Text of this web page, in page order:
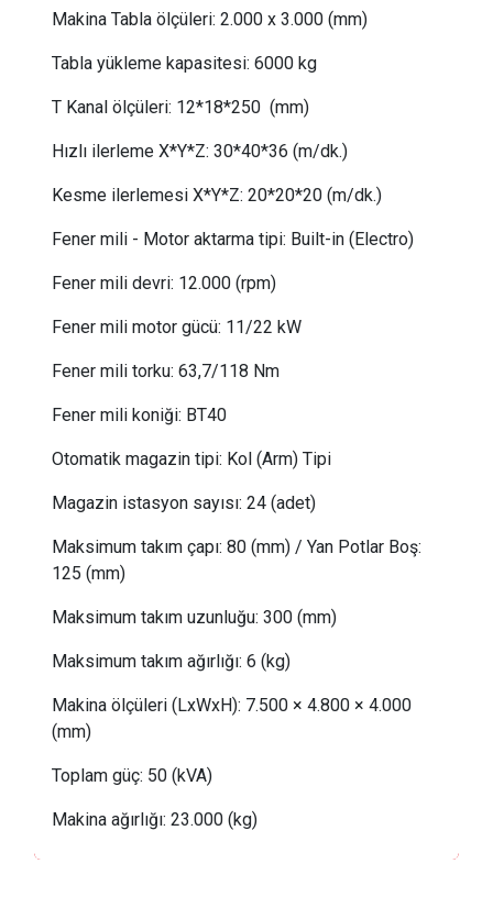
Makina Tabla ölçüleri: 2.000 x 3.000 (mm)
Tabla yükleme kapasitesi: 6000 kg
T Kanal ölçüleri: 12*18*250 (mm)
Hızlı ilerleme X*Y*Z: 30*40*36 (m/dk.)
Kesme ilerlemesi X*Y*Z: 20*20*20 (m/dk.)
Fener mili - Motor aktarma tipi: Built-in (Electro)
Fener mili devri: 12.000 (rpm)
Fener mili motor gücü: 11/22 kW
Fener mili torku: 63,7/118 Nm
Fener mili koniği: BT40
Otomatik magazin tipi: Kol (Arm) Tipi
Magazin istasyon sayısı: 24 (adet)
Maksimum takım çapı: 80 (mm) / Yan Potlar Boş:
125 (mm)
Maksimum takım uzunluğu: 300 (mm)
Maksimum takım ağırlığı: 6 (kg)
Makina ölçüleri (LxWxH): 7.500 × 4.800 × 4.000
(mm)
Toplam güç: 50 (kVA)
Makina ağırlığı: 23.000 (kg)